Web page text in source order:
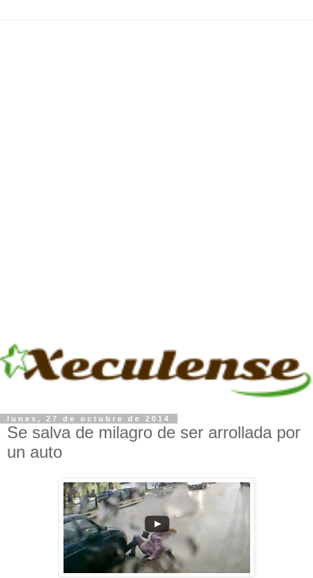
lunes, 27 de octubre de 2014
Se salva de milagro de ser arrollada por
un auto